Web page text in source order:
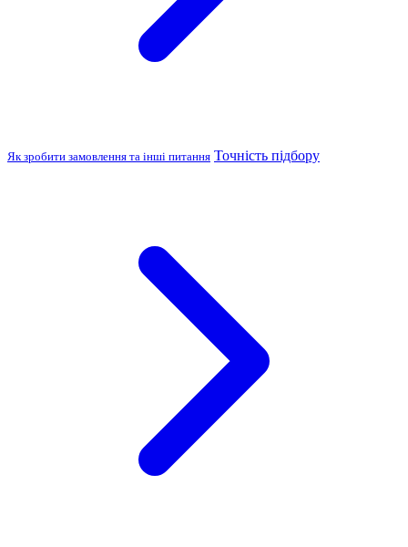
Як зробити замовлення та інші питання Точність підбору